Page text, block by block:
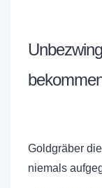
Goldgräber
niemals